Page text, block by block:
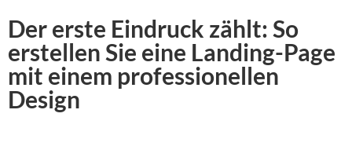
Der erste Eindruck zählt: So
erstellen Sie eine Landing-Page
mit einem professionellen
Design